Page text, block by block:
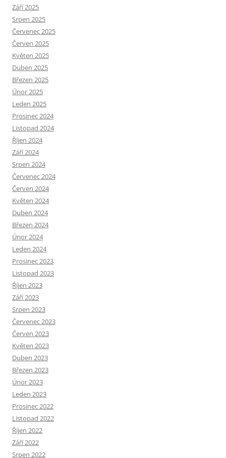
Září 2025
Srpen 2025
Červenec 2025
Červen 2025
Květen 2025
Duben 2025
Březen 2025
Únor 2025
Leden 2025
Prosinec 2024
Listopad 2024
Říjen 2024
Září 2024
Srpen 2024
Červenec 2024
Červen 2024
Květen 2024
Duben 2024
Březen 2024
Únor 2024
Leden 2024
Prosinec 2023
Listopad 2023
Říjen 2023
Září 2023
Srpen 2023
Červenec 2023
Červen 2023
Květen 2023
Duben 2023
Březen 2023
Únor 2023
Leden 2023
Prosinec 2022
Listopad 2022
Říjen 2022
Září 2022
Srpen 2022